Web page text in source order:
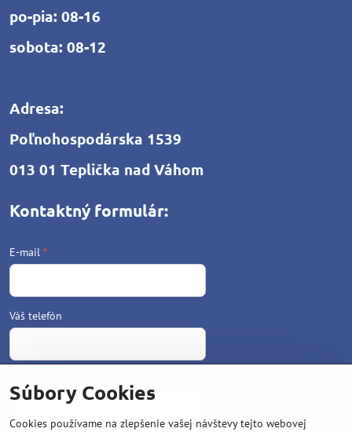
po-pia: 08-16
sobota: 08-12
Adresa:
Poľnohospodárska 1539
013 01 Teplička nad Váhom
Kontaktný formulár:
E-mail *
Váš telefón
Súbory Cookies
Cookies používame na zlepšenie vašej návštevy tejto webovej